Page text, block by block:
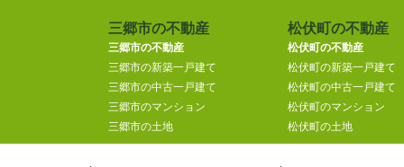
三郷市の不動産
三郷市の不動産
三郷市の新築一戸建て
三郷市の中古一戸建て
三郷市のマンション
三郷市の土地
松伏町の不動産
松伏町の不動産
松伏町の新築一戸建て
松伏町の中古一戸建て
松伏町のマンション
松伏町の土地